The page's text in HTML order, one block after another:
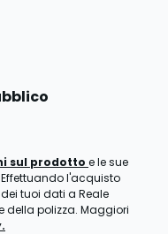
sul prodotto e le sue
l'acquisto
tuoi dati a Reale
della polizza. Maggiori